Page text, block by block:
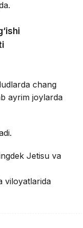
chang
ayrim joylarda
Jetisu va
viloyatlarida